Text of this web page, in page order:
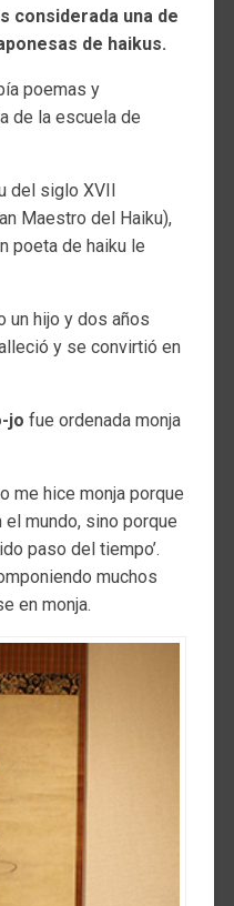
considerada una de
de haikus.
poemas y
de la escuela de
del siglo XVII
Maestro del Haiku),
poeta de haiku le
un hijo y dos años
y se convirtió en
jo fue ordenada monja
me hice monja porque
mundo, sino porque
paso del tiempo’.
muchos
en monja.